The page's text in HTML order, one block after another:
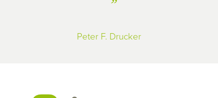
Peter F. Drucker